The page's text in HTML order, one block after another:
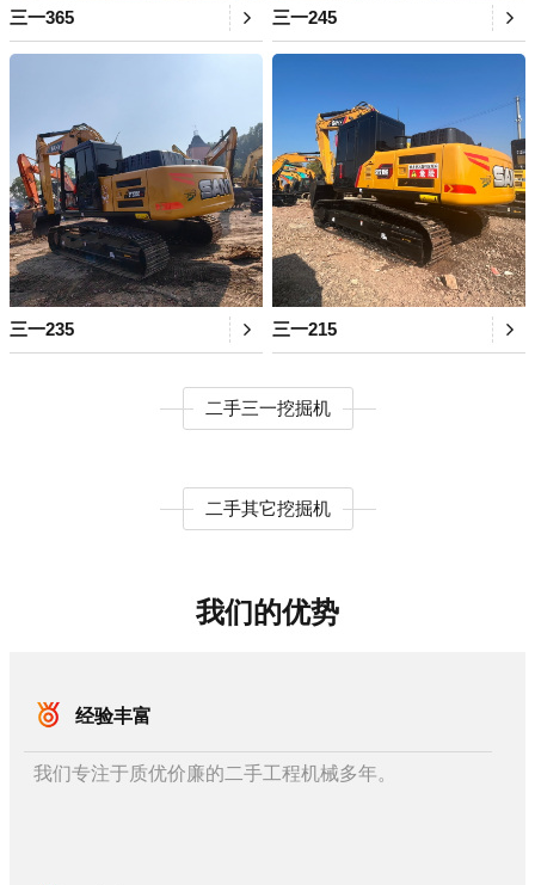
三一365 三一245
三一235 三一215
二手三一挖掘机
二手其它挖掘机
我们的优势
经验丰富
我们专注于质优价廉的二手工程机械多年。